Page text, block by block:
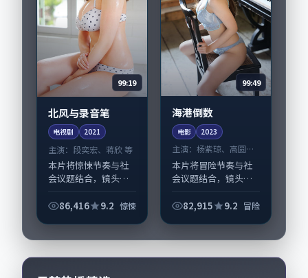
99:19
北风与录音笔
电视剧 2021
主演： 段奕宏、蒋欣 等
本片将惊悚节奏与社
会议题结合，镜头语
《北风与录音笔》由
取景与声音设计凸显
新加坡城市质感，适
86,416 9.2 惊悚
99:49
海港倒数
电影 2023
主演：杨紫琼、高圆圆
等
本片将冒险节奏与社
会议题结合，镜头语
《海港倒数》由刁亦
与声音设计凸显中国
香港城市质感，适合
82,915 9.2 冒险